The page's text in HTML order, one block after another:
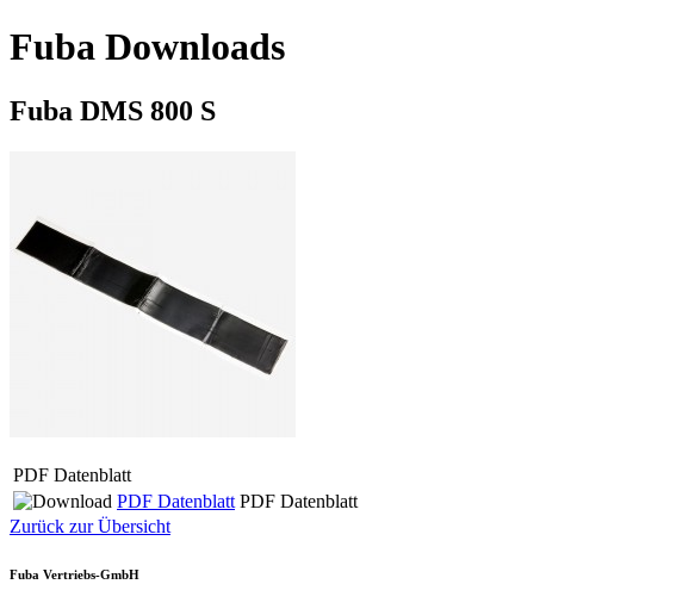
Fuba Downloads
Fuba DMS 800 S
PDF Datenblatt
PDF Datenblatt PDF Datenblatt
Zurück zur Übersicht
Fuba Vertriebs-GmbH